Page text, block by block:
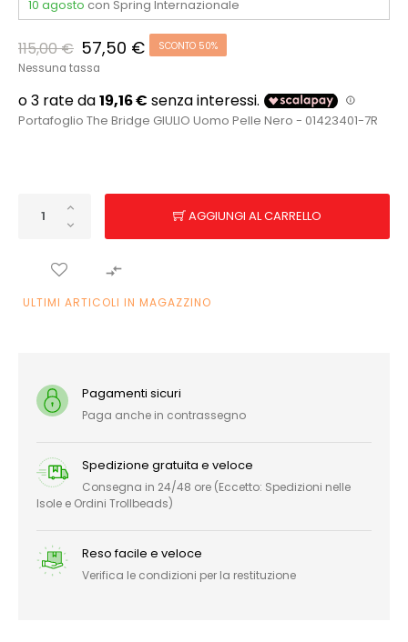
10 agosto con Spring Internazionale
115,00 € 57,50 € SCONTO 50%
Nessuna tassa
Portafoglio The Bridge GIULIO Uomo Pelle Nero - 01423401-7R
AGGIUNGI AL CARRELLO

ULTIMI ARTICOLI IN MAGAZZINO
Pagamenti sicuri
Paga anche in contrassegno
Spedizione gratuita e veloce
Consegna in 24/48 ore (Eccetto: Spedizioni nelle
Isole e Ordini Trollbeads)
Reso facile e veloce
Verifica le condizioni per la restituzione